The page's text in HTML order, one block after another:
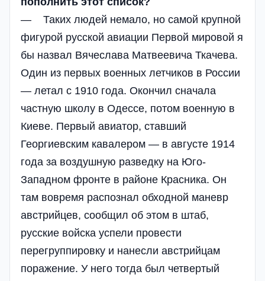
— Таких людей немало, но самой крупной
фигурой русской авиации Первой мировой я
бы назвал Вячеслава Матвеевича Ткачева.
Один из первых военных летчиков в России
— летал с 1910 года. Окончил сначала
частную школу в Одессе, потом военную в
Киеве. Первый авиатор, ставший
Георгиевским кавалером — в августе 1914
года за воздушную разведку на Юго-
Западном фронте в районе Красника. Он
там вовремя распознал обходной маневр
австрийцев, сообщил об этом в штаб,
русские войска успели провести
перегруппировку и нанесли австрийцам
поражение. У него тогда был четвертый